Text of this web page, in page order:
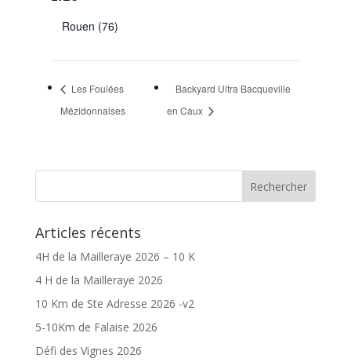
Rouen (76)
Les Foulées
Mézidonnaises
Backyard Ultra Bacqueville
en Caux
Articles récents
4H de la Mailleraye 2026 – 10 K
4 H de la Mailleraye 2026
10 Km de Ste Adresse 2026 -v2
5-10Km de Falaise 2026
Défi des Vignes 2026